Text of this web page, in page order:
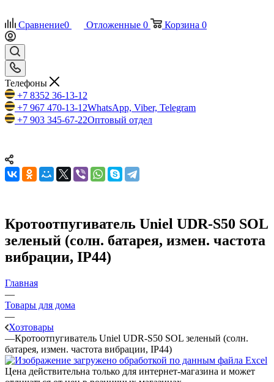
Сравнение0 Отложенные 0 Корзина 0
Телефоны
+7 8352 36-13-12
+7 967 470-13-12WhatsApp, Viber, Telegram
+7 903 345-67-22Оптовый отдел
Кротоотпугиватель Uniel UDR-S50 SOL
зеленый (солн. батарея, измен. частота
вибрации, IP44)
Главная
—
Товары для дома
—
Хозтовары
—Кротоотпугиватель Uniel UDR-S50 SOL зеленый (солн.
батарея, измен. частота вибрации, IP44)
Цена действительна только для интернет-магазина и может